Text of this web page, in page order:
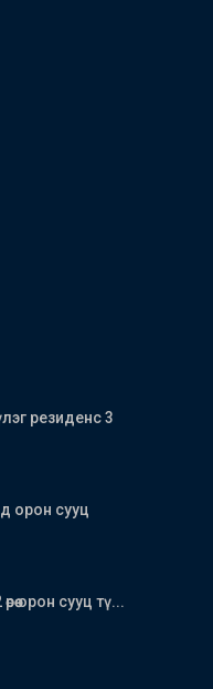
резиденс 3
орон сууц
орон сууц тү...